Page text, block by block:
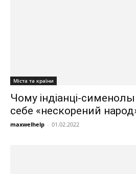
Міста та країни
Чому індіанці-
себе «нескорений
maxwelhelp - 01.02.2022